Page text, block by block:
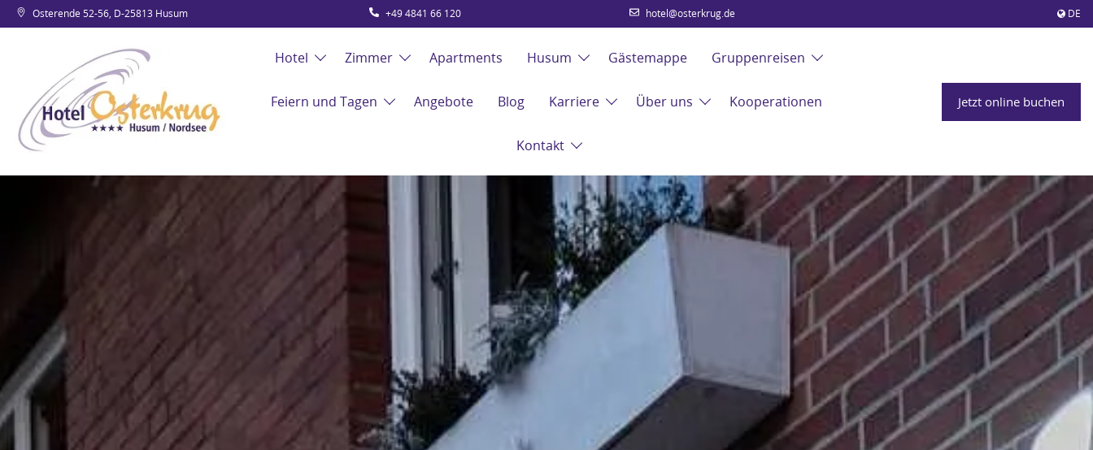
Osterende 52-56, D-25813 Husum +49 4841 66 120 hotel@osterkrug.de DE
Hotel Zimmer Apartments Husum Gästemappe Gruppenreisen
Feiern und Tagen Angebote Blog Karriere Über uns Kooperationen
Kontakt
Jetzt online buchen